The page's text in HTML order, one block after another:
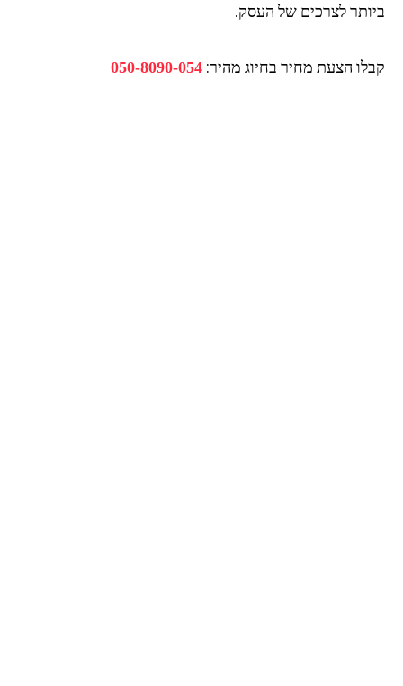
ביותר לצרכים של העסק.
קבלו הצעת מחיר בחיוג מהיר: 050-8090-054